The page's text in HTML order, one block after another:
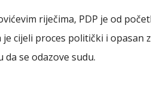
riječima, PDP je od
je cijeli proces politički i opasan
se odazove sudu.